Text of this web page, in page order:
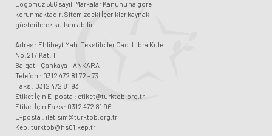
Logomuz 556 sayılı Markalar Kanunu'na göre
korunmaktadır. Sitemizdeki İçerikler kaynak
gösterilerek kullanılabilir.
Adres : Ehlibeyt Mah. Tekstilciler Cad. Libra Kule
No:21 / Kat: 1
Balgat - Çankaya - ANKARA
Telefon : 0312 472 81 72 - 73
Faks : 0312 472 81 93
Etiket İçin E-posta : etiket@turktob.org.tr
Etiket İçin Faks : 0312 472 81 96
E-posta : iletisim@turktob.org.tr
Kep: turktob@hs01.kep.tr